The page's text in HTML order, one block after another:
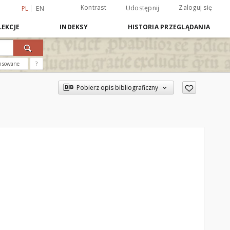
PL EN Kontrast Udostępnij Zaloguj się
INDEKSY HISTORIA PRZEGLĄDANIA
?
Pobierz opis bibliograficzny